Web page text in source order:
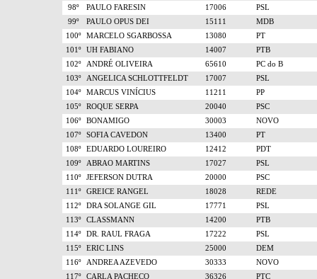
98º PAULO FARESIN 17006
PSL
99º
PAULO OPUS DEI 15111
MDB
100º
MARCELO SGARBOSSA 13080
PT
101º
UH FABIANO 14007
PTB
102º
ANDRÉ OLIVEIRA 65610
PC do B
103º
ANGELICA SCHLOTTFELDT 17007
PSL
104º
MARCUS VINÍCIUS 11211
PP
105º
ROQUE SERPA 20040
PSC
106º
BONAMIGO 30003
NOVO
107º
SOFIA CAVEDON 13400
PT
108º
EDUARDO LOUREIRO 12412
PDT
109º
ABRAO MARTINS 17027
PSL
110º
JEFERSON DUTRA 20000
PSC
111º
GREICE RANGEL 18028
REDE
112º
DRA SOLANGE GIL 17771
PSL
113º
CLASSMANN 14200
PTB
114º
DR. RAUL FRAGA 17222
PSL
115º
ERIC LINS 25000
DEM
116º
ANDREA AZEVEDO 30333
NOVO
117º
CARLA PACHECO 36326
PTC